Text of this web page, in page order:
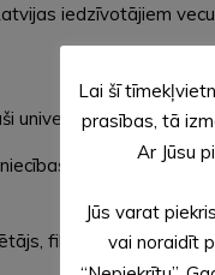
iedzīvotājiem
universitātes diplomu,
dalību, zvanot
fiksējot
Lai šī
prasības, tā
Ar Jūsu
Jūs varat
vai noraidīt